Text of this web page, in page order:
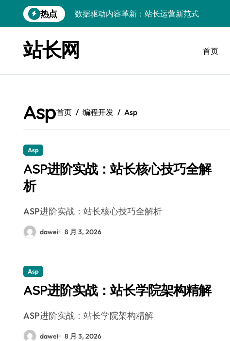
到
热点
数据驱动内容革新：站长运营新范式
数据驱动传媒革新：技术视角下的资讯新洞察
Go开发实战：Linux数据库配置与优化
Linux高效搭建与稳定运行数据库全攻略
数据驱动内容增长：站长运营新策略
数据驱动交互优化，赋能站长高效运营
站长网 首页
Asp首页 编程开发 Asp
Asp
ASP进阶实战：站长核心技巧全解
析
ASP进阶实战：站长核心技巧全解析
dawei 8 月 3, 2026
Asp
ASP进阶实战：站长学院架构精解
ASP进阶实战：站长学院架构精解
dawei 8 月 3, 2026